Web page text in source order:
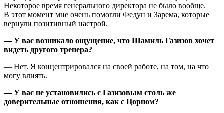
Некоторое время генерального директора не было вообще.
В этот момент мне очень помогли Федун и Зарема, которые
вернули позитивный настрой.
— У вас возникало ощущение, что Шамиль Газизов хочет
видеть другого тренера?
— Нет. Я концентрировался на своей работе, на том, на что
могу влиять.
— У вас не установились с Газизовым столь же
доверительные отношения, как с Цорном?